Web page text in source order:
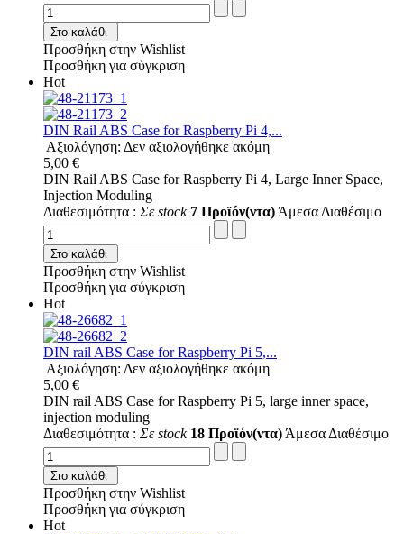
Στο καλάθι
Προσθήκη στην Wishlist
Προσθήκη για σύγκριση
Hot
DIN Rail ABS Case for Raspberry Pi 4,...
Αξιολόγηση: Δεν αξιολογήθηκε ακόμη
5,00 €
DIN Rail ABS Case for Raspberry Pi 4, Large Inner Space,
Injection Moduling
Διαθεσιμότητα : Σε stock 7 Προϊόν(ντα) Άμεσα Διαθέσιμο
Στο καλάθι
Προσθήκη στην Wishlist
Προσθήκη για σύγκριση
Hot
DIN rail ABS Case for Raspberry Pi 5,...
Αξιολόγηση: Δεν αξιολογήθηκε ακόμη
5,00 €
DIN rail ABS Case for Raspberry Pi 5, large inner space,
injection moduling
Διαθεσιμότητα : Σε stock 18 Προϊόν(ντα) Άμεσα Διαθέσιμο
Στο καλάθι
Προσθήκη στην Wishlist
Προσθήκη για σύγκριση
Hot